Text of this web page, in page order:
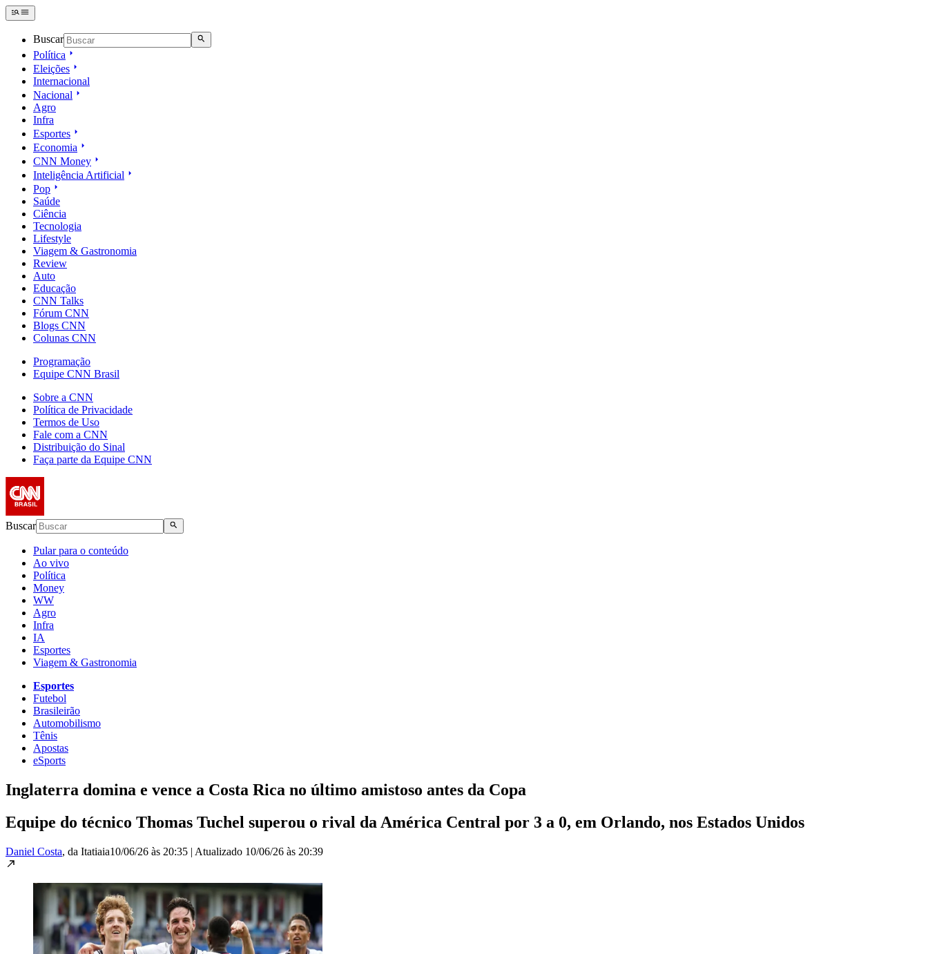
Buscar
Política
Eleições
Internacional
Nacional
Agro
Infra
Esportes
Economia
CNN Money
Inteligência Artificial
Pop
Saúde
Ciência
Tecnologia
Lifestyle
Viagem & Gastronomia
Review
Auto
Educação
CNN Talks
Fórum CNN
Blogs CNN
Colunas CNN
Programação
Equipe CNN Brasil
Sobre a CNN
Política de Privacidade
Termos de Uso
Fale com a CNN
Distribuição do Sinal
Faça parte da Equipe CNN
Buscar
Pular para o conteúdo
Ao vivo
Política
Money
WW
Agro
Infra
IA
Esportes
Viagem & Gastronomia
Esportes
Futebol
Brasileirão
Automobilismo
Tênis
Apostas
eSports
Inglaterra domina e vence a Costa Rica no último amistoso antes da Copa
Equipe do técnico Thomas Tuchel superou o rival da América Central por 3 a 0, em Orlando, nos Estados Unidos
Daniel Costa, da Itatiaia10/06/26 às 20:35 | Atualizado 10/06/26 às 20:39